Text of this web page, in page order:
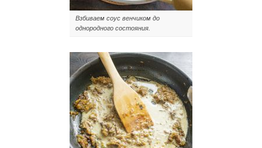
Взбиваем соус венчиком до
однородного состояния.